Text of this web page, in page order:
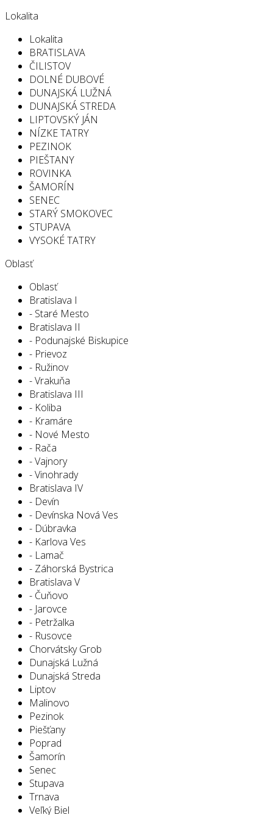
Lokalita
Lokalita
BRATISLAVA
ČILISTOV
DOLNÉ DUBOVÉ
DUNAJSKÁ LUŽNÁ
DUNAJSKÁ STREDA
LIPTOVSKÝ JÁN
NÍZKE TATRY
PEZINOK
PIEŠTANY
ROVINKA
ŠAMORÍN
SENEC
STARÝ SMOKOVEC
STUPAVA
VYSOKÉ TATRY
Oblasť
Oblasť
Bratislava I
- Staré Mesto
Bratislava II
- Podunajské Biskupice
- Prievoz
- Ružinov
- Vrakuňa
Bratislava III
- Koliba
- Kramáre
- Nové Mesto
- Rača
- Vajnory
- Vinohrady
Bratislava IV
- Devín
- Devínska Nová Ves
- Dúbravka
- Karlova Ves
- Lamač
- Záhorská Bystrica
Bratislava V
- Čuňovo
- Jarovce
- Petržalka
- Rusovce
Chorvátsky Grob
Dunajská Lužná
Dunajská Streda
Liptov
Malinovo
Pezinok
Piešťany
Poprad
Šamorín
Senec
Stupava
Trnava
Veľký Biel